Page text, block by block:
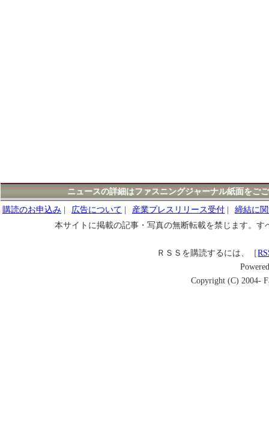
ニュースの詳細はファスニングジャーナル紙面をご
購読のお申込み
広告について 産業プレスリリース受付
締結に
本サイトに掲載の記事・写真の無断転載を禁じます。
ＲＳＳを購読するには、［
Copyright (C) 2004-